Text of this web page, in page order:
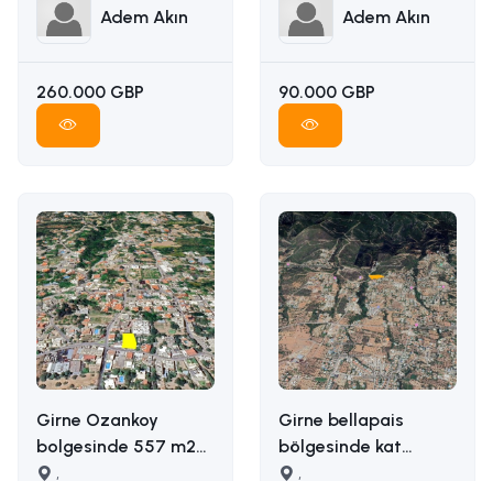
Adem Akın
260.000 GBP
Adem Akın
90.000 GBP
Girne Ozankoy
bolgesinde 557 m2
satilik arsa İLETİŞİM
,
Girne bellapais
bölgesinde kat
karşılığı arazi
,